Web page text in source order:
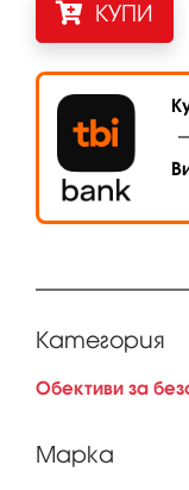
КУПИ
Категория
Обективи за
Марка